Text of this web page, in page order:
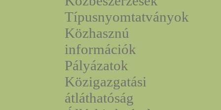
Típusnyomtatványok
Közhasznú
információk
Pályázatok
Közigazgatási
átláthatóság